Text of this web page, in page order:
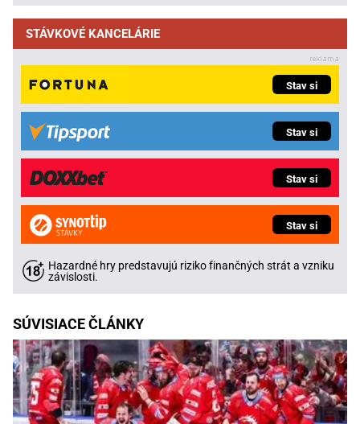
STÁVKOVÉ KANCELÁRIE
Stav si
Stav si
Stav si
Stav si
Hazardné hry predstavujú riziko finančných strát a vzniku
závislosti.
SÚVISIACE ČLÁNKY